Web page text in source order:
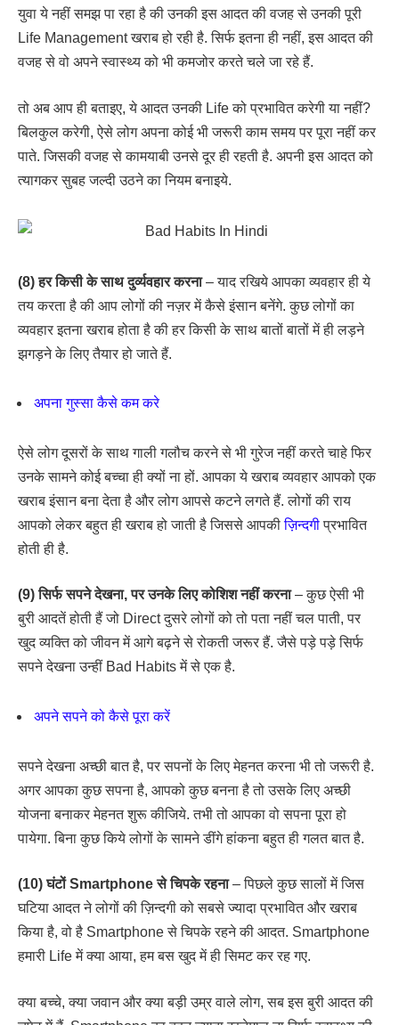
युवा ये नहीं समझ पा रहा है की उनकी इस आदत की वजह से उनकी पूरी
Life Management खराब हो रही है. सिर्फ इतना ही नहीं, इस आदत की
वजह से वो अपने स्वास्थ्य को भी कमजोर करते चले जा रहे हैं.
तो अब आप ही बताइए, ये आदत उनकी Life को प्रभावित करेगी या नहीं?
बिलकुल करेगी, ऐसे लोग अपना कोई भी जरूरी काम समय पर पूरा नहीं कर
पाते. जिसकी वजह से कामयाबी उनसे दूर ही रहती है. अपनी इस आदत को
त्यागकर सुबह जल्दी उठने का नियम बनाइये.
(8) हर किसी के साथ दुर्व्यवहार करना– याद रखिये आपका व्यवहार ही ये
तय करता है की आप लोगों की नज़र में कैसे इंसान बनेंगे. कुछ लोगों का
व्यवहार इतना खराब होता है की हर किसी के साथ बातों बातों में ही लड़ने
झगड़ने के लिए तैयार हो जाते हैं.
अपना गुस्सा कैसे कम करे
ऐसे लोग दूसरों के साथ गाली गलौच करने से भी गुरेज नहीं करते चाहे फिर
उनके सामने कोई बच्चा ही क्यों ना हों. आपका ये खराब व्यवहार आपको एक
खराब इंसान बना देता है और लोग आपसे कटने लगते हैं. लोगों की राय
आपको लेकर बहुत ही खराब हो जाती है जिससे आपकीज़िन्दगीप्रभावित
होती ही है.
(9) सिर्फ सपने देखना, पर उनके लिए कोशिश नहीं करना– कुछ ऐसी भी
बुरी आदतें होती हैं जो Direct दुसरे लोगों को तो पता नहीं चल पाती, पर
खुद व्यक्ति को जीवन में आगे बढ़ने से रोकती जरूर हैं. जैसे पड़े पड़े सिर्फ
सपने देखना उन्हीं Bad Habits में से एक है.
अपने सपने को कैसे पूरा करें
सपने देखना अच्छी बात है, पर सपनों के लिए मेहनत करना भी तो जरूरी है.
अगर आपका कुछ सपना है, आपको कुछ बनना है तो उसके लिए अच्छी
योजना बनाकर मेहनत शुरू कीजिये. तभी तो आपका वो सपना पूरा हो
पायेगा. बिना कुछ किये लोगों के सामने डींगे हांकना बहुत ही गलत बात है.
(10) घंटों Smartphone से चिपके रहना– पिछले कुछ सालों में जिस
घटिया आदत ने लोगों की ज़िन्दगी को सबसे ज्यादा प्रभावित और खराब
किया है, वो है Smartphone से चिपके रहने की आदत. Smartphone
हमारी Life में क्या आया, हम बस खुद में ही सिमट कर रह गए.
क्या बच्चे, क्या जवान और क्या बड़ी उम्र वाले लोग, सब इस बुरी आदत की